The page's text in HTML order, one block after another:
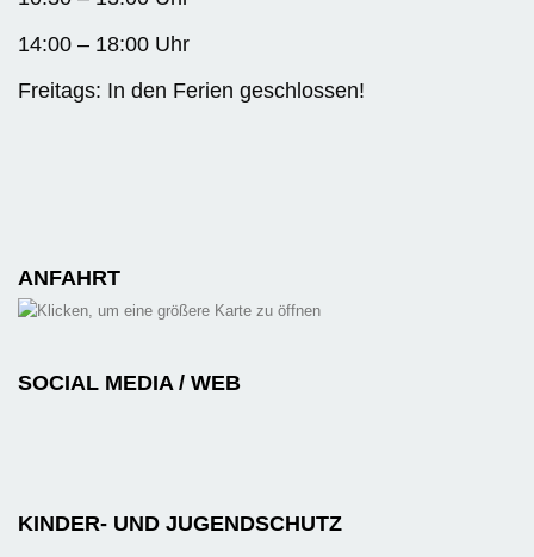
14:00 – 18:00 Uhr
Freitags: In den Ferien geschlossen!
ANFAHRT
SOCIAL MEDIA / WEB
KINDER- UND JUGENDSCHUTZ